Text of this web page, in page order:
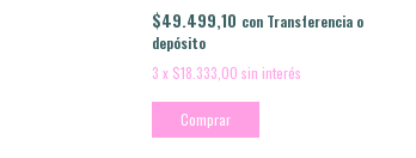
$49.499,10 con Transferencia o
depósito
3 x $18.333,00 sin interés
Comprar